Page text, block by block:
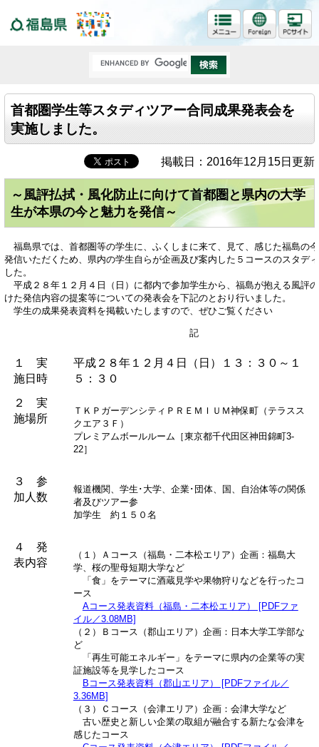
首都圏学生等スタディツアー合同成果発表会を
実施しました。
掲載日：2016年12月15日更新
～風評払拭・風化防止に向けて首都圏と県内の大学
生が本県の今と魅力を発信～
福島県では、首都圏等の学生に、ふくしまに来て、見て、感じた福島の
発信いただくため、県内の学生自らが企画及び案内した５コースのスタデ
した。
平成２８年１２月４日（日）に都内で参加学生から、福島が抱える風評
けた発信内容の提案等についての発表会を下記のとおり行いました。
学生の成果発表資料を掲載いたしますので、ぜひご覧ください
記
１ 実
施日時
平成２８年１２月４日（日）１３：３０～１
５：３０
２ 実
施場所
ＴＫＰガーデンシティＰＲＥＭＩＵＭ神保町（テラスス
クエア３Ｆ）
プレミアムボールルーム［東京都千代田区神田錦町3-
22］
３ 参
加人数
報道機関、学生･大学、企業･団体、国、自治体等の関係
者及びツアー参
加学生 約１５０名
４ 発
表内容
（１）Ａコース（福島・二本松エリア）企画：福島大
学、桜の聖母短期大学など
「食」をテーマに酒蔵見学や果物狩りなどを行ったコ
ース
Aコース発表資料（福島・二本松エリア） [PDFファ
イル／3.08MB]
（２）Ｂコース（郡山エリア）企画：日本大学工学部な
ど
「再生可能エネルギー」をテーマに県内の企業等の実
証施設等を見学したコース
Bコース発表資料（郡山エリア） [PDFファイル／
3.36MB]
（３）Ｃコース（会津エリア）企画：会津大学など
古い歴史と新しい企業の取組が融合する新たな会津を
感じたコース